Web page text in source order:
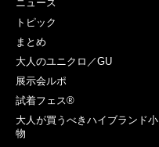
ニュース
トピック
まとめ
大人のユニクロ／GU
展示会ルポ
試着フェス®︎
大人が買うべきハイブランド小
物